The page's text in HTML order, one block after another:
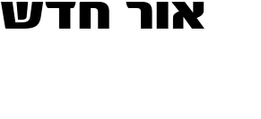
אור חדש